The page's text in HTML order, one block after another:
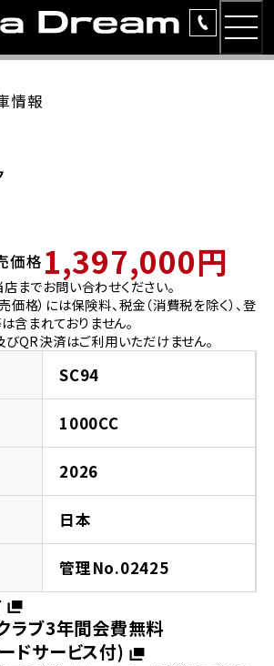
情報
価格 1,397,000円
までお問い合わせください。
格）には保険料、税金（消費税を除く）、登
含まれておりません。
QR決済はご利用いただけません。
SC94
1000CC
2026
日本
管理No.02425
ラブ3年間会費無料
ドサービス付)
店舗一覧
ーム 仙台泉
ム 宮城岩沼
ーム 郡山
店舗一覧
ーム 西東京
ーム 練馬
ーム 板橋
ーム 葛飾
ーム 大田
ーム 立川
ーム 磯子
店舗一覧
ーム 名古屋南
ーム 小牧
ム 名古屋東
ーム 一宮
ーム 豊橋
ム 名古屋上小田井
ーム 岐阜
店舗一覧
ーム 箕面
ーム 藤井寺
ーム 東淀川
ーム 豊中
ーム 京都伏見
ーム 京都北山
リア 店舗一覧
ム 広島
ーム 福山
ーム 徳島
ム 高松
店舗一覧
ーム 福岡東
ーム 久留米
ム 福岡春日
ーム 福岡西
ーム 熊本